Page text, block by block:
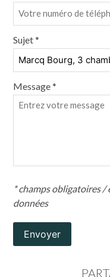
Sujet *
Message *
* champs obligatoires /
données
Envoyer